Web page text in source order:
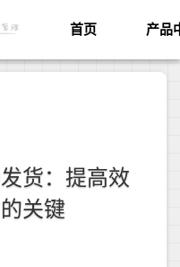
首页 产品
货：提高效
关键